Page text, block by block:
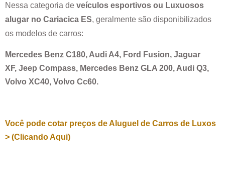
Nessa categoria de veículos esportivos ou Luxuosos
alugar no Cariacica ES, geralmente são disponibilizados
os modelos de carros:
Mercedes Benz C180, Audi A4, Ford Fusion, Jaguar
XF, Jeep Compass, Mercedes Benz GLA 200, Audi Q3,
Volvo XC40, Volvo Cc60.
Você pode cotar preços de Aluguel de Carros de Luxos
> (Clicando Aqui)